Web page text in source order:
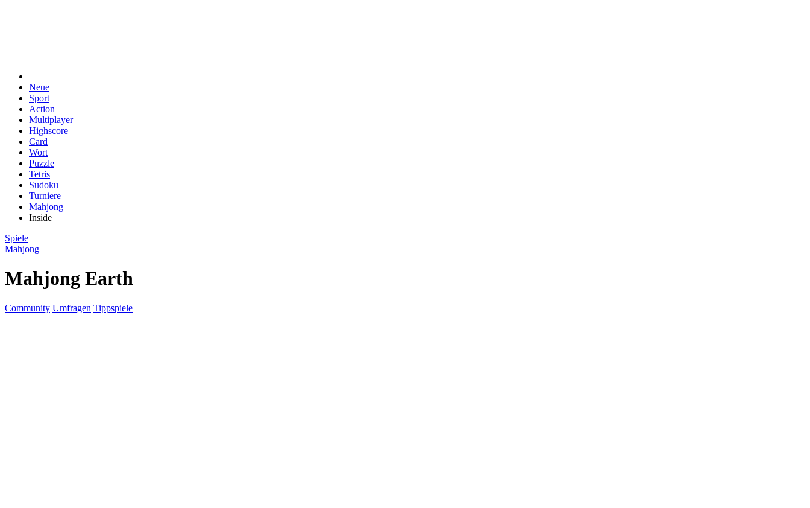
Neue
Sport
Action
Multiplayer
Highscore
Card
Wort
Puzzle
Tetris
Sudoku
Turniere
Mahjong
Inside
Spiele
Mahjong
Mahjong Earth
Community Umfragen Tippspiele